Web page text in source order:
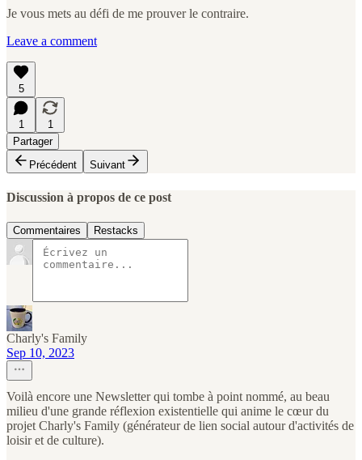
Je vous mets au défi de me prouver le contraire.
Leave a comment
5
1
1
Partager
Précédent
Suivant
Discussion à propos de ce post
Commentaires Restacks
Charly's Family
Sep 10, 2023
Voilà encore une Newsletter qui tombe à point nommé, au beau
milieu d'une grande réflexion existentielle qui anime le cœur du
projet Charly's Family (générateur de lien social autour d'activités de
loisir et de culture).